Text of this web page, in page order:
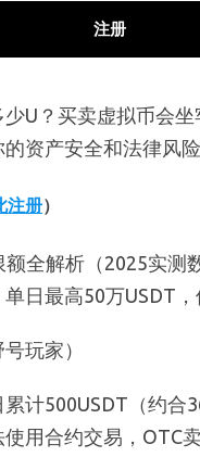
注册
U？买卖虚拟币会
资产安全和法律风险
注册）
全解析（2025实测
日最高50万USDT
玩家）
计500USDT（约合
用合约交易，OTC